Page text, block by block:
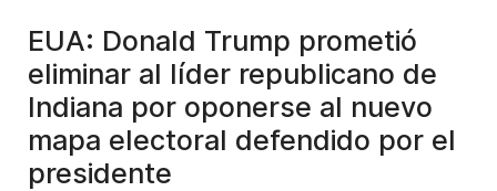
EUA: Donald Trump prometió
eliminar al líder republicano de
Indiana por oponerse al nuevo
mapa electoral defendido por el
presidente